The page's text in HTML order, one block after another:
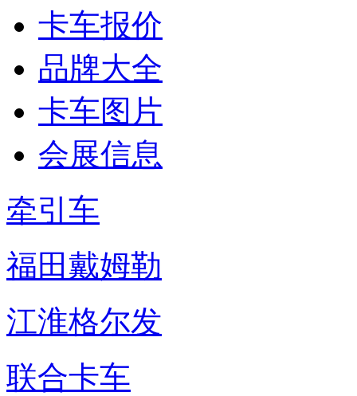
卡车报价
品牌大全
卡车图片
会展信息
牵引车
福田戴姆勒
江淮格尔发
联合卡车